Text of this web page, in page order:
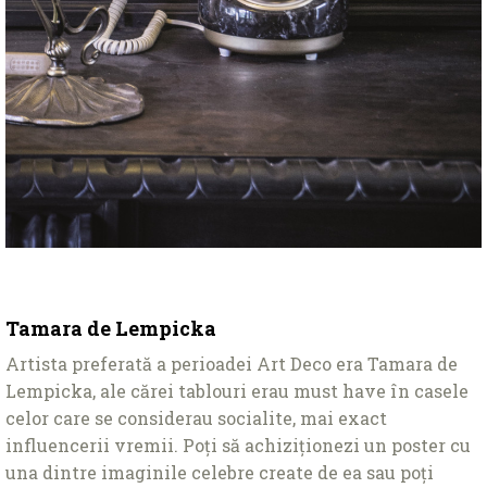
Tamara de Lempicka
Artista preferată a perioadei Art Deco era Tamara de
Lempicka, ale cărei tablouri erau must have în casele
celor care se considerau socialite, mai exact
influencerii vremii. Poţi să achiziţionezi un poster cu
una dintre imaginile celebre create de ea sau poţi